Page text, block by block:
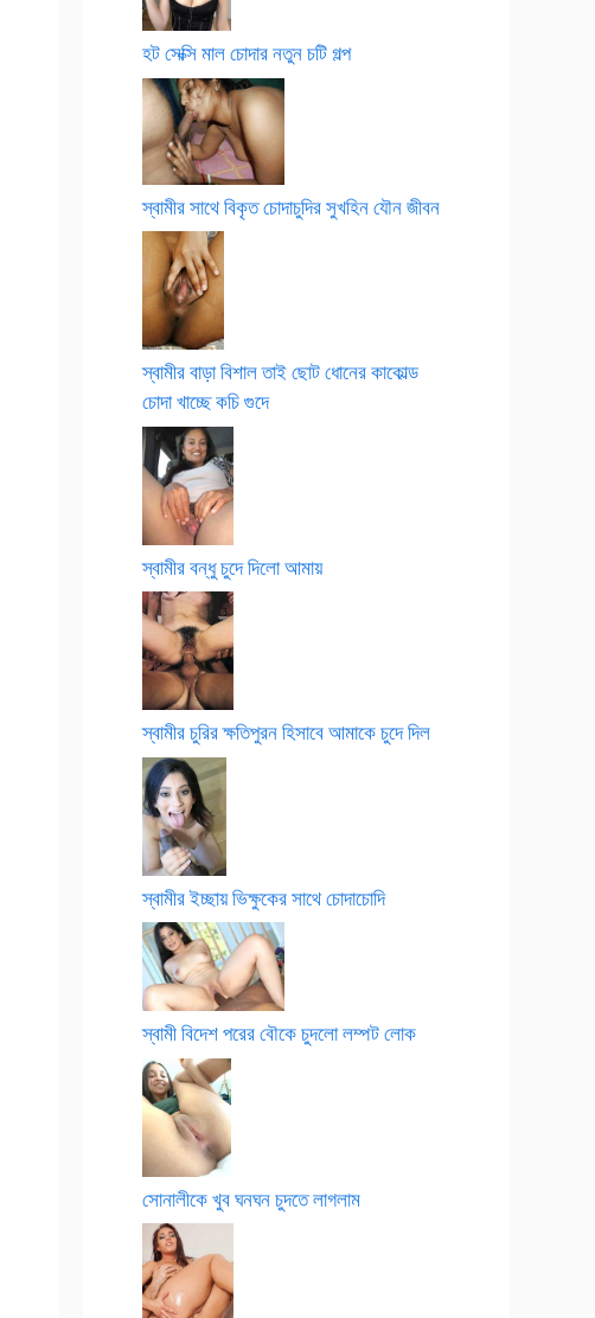
হট সেক্সি মাল চোদার নতুন চটি গল্প
স্বামীর সাথে বিকৃত চোদাচুদির সুখহিন যৌন জীবন
স্বামীর বাড়া বিশাল তাই ছোট ধোনের কাকোল্ড
চোদা খাচ্ছে কচি গুদে
স্বামীর বন্ধু চুদে দিলো আমায়
স্বামীর চুরির ক্ষতিপুরন হিসাবে আমাকে চুদে দিল
স্বামীর ইচ্ছায় ভিক্ষুকের সাথে চোদাচোদি
স্বামী বিদেশ পরের বৌকে চুদলো লম্পট লোক
সোনালীকে খুব ঘনঘন চুদতে লাগলাম